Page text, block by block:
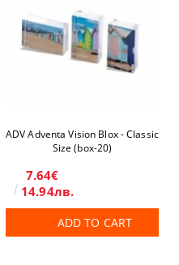
ADV Adventa Vision Blox - Classic
Size (box-20)
7.64€
14.94лв.
ADD TO CART